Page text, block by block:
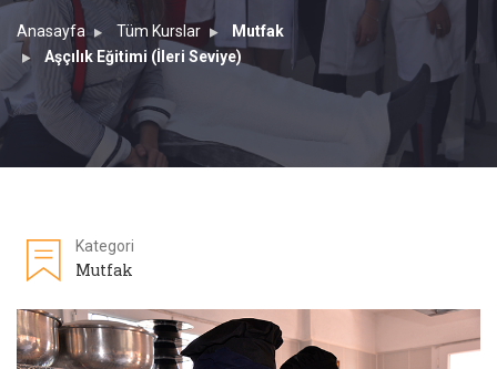
Anasayfa Tüm Kurslar
Mutfak
Aşçılık Eğitimi (İleri Seviye)
Kategori
Mutfak